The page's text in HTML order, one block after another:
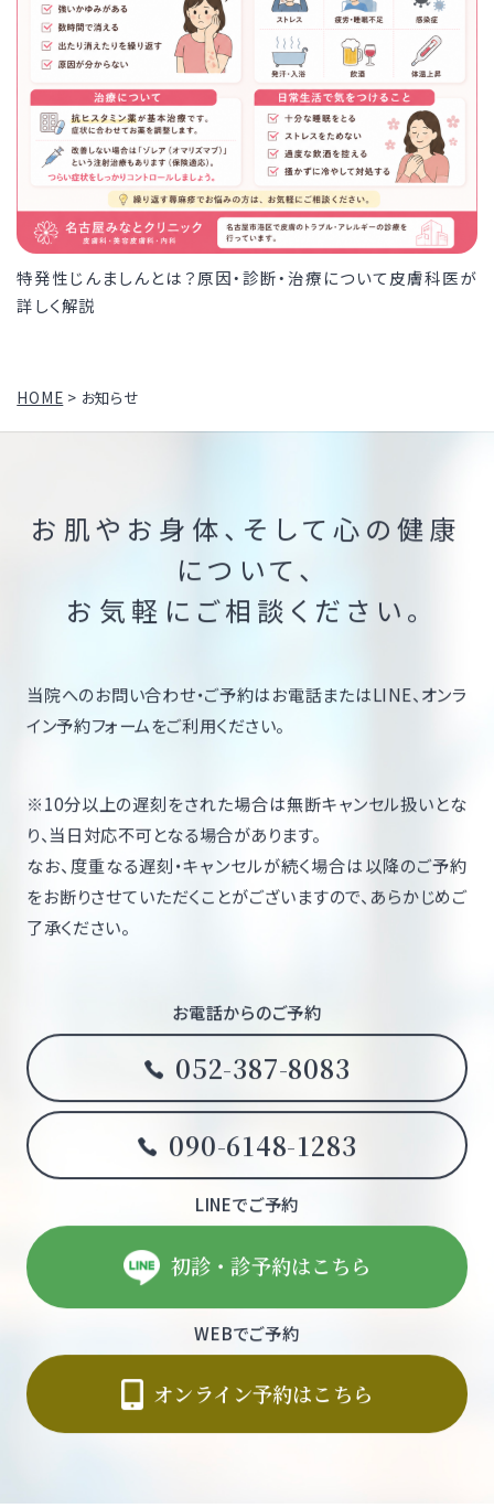
特発性じんましんとは？原因・診断・治療について皮膚科医が
詳しく解説
HOME > お知らせ
お肌やお身体、そして心の健康
について、
お気軽にご相談ください。
当院へのお問い合わせ・ご予約はお電話またはLINE、オンラ
イン予約フォームをご利用ください。
※10分以上の遅刻をされた場合は無断キャンセル扱いとな
り、当日対応不可となる場合があります。
なお、度重なる遅刻・キャンセルが続く場合は以降のご予約
をお断りさせていただくことがございますので、あらかじめご
了承ください。
お電話からのご予約
052-387-8083
090-6148-1283
LINEでご予約
初診・診予約はこちら
WEBでご予約
オンライン予約はこちら